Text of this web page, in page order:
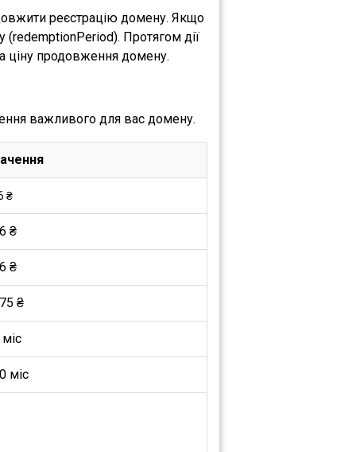
реєстрацію домену. Якщо
Протягом дії
ціну продовження домену.
важливого для вас домену.
₴
₴
₴
₴
міс